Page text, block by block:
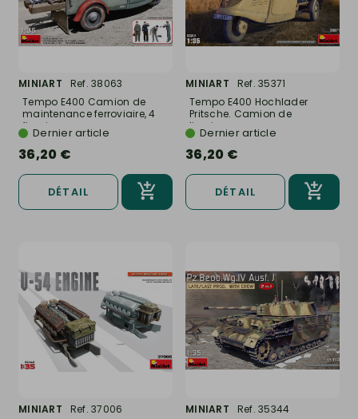
MINIART
Ref. 38063
Tempo E400 Camion de
maintenance ferroviaire, 4
figurines...
Dernier article
36,20 €
DÉTAIL
MINIART
Ref. 35371
Tempo E400 Hochlader
Pritsche. Camion de
livraison...
Dernier article
36,20 €
DÉTAIL
MINIART
Ref. 37006
MINIART
Ref. 35344